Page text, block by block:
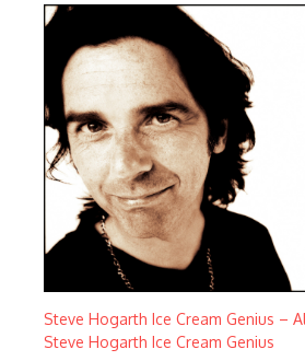
Steve Hogarth Ice Cream Genius –
Steve Hogarth Ice Cream Genius